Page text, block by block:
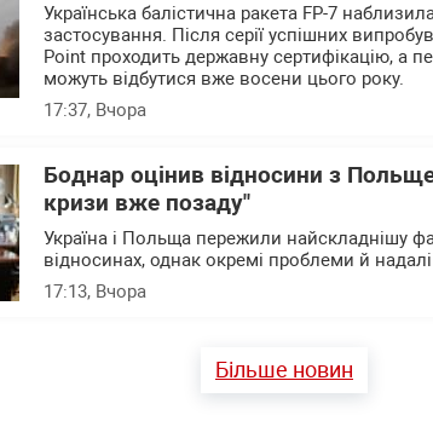
Українська балістична ракета FP-7
застосування. Після серії успішних
Point проходить державну сертифікацію, а
можуть відбутися вже восени цього року.
17:37, Вчора
Боднар оцінив відносини з
кризи вже позаду"
Україна і Польща пережили найскладнішу
відносинах, однак окремі проблеми й
17:13, Вчора
Більше новин